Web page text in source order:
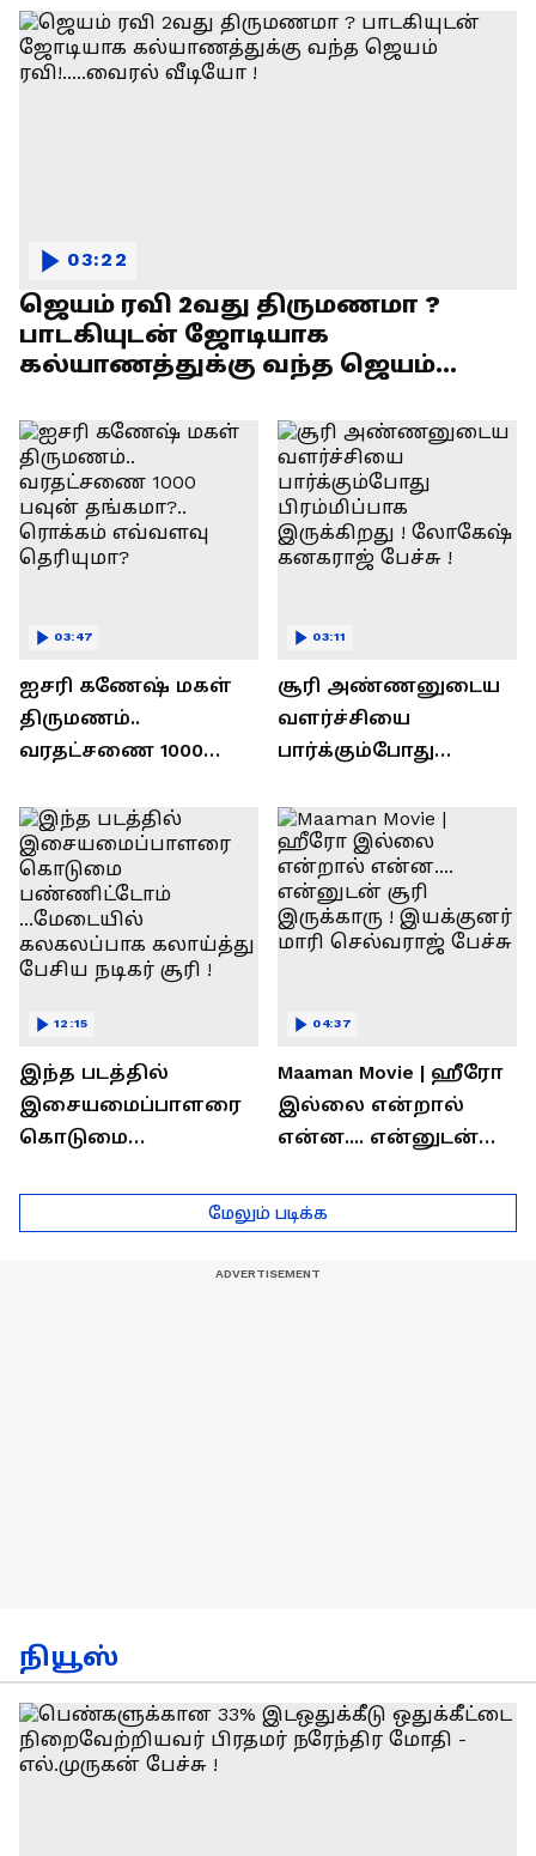
ஜெயம் ரவி 2வது திருமணமா ?
பாடகியுடன் ஜோடியாக
கல்யாணத்துக்கு வந்த ஜெயம்
03:22
ஐசரி கணேஷ் மகள்
திருமணம்..
வரதட்சணை 1000
ரொக்கம் எவ்வளவு
தெரியுமா?
03:47
சூரி அண்ணனுடைய
வளர்ச்சியை
பார்க்கும்போது
இருக்கிறது !
லோகேஷ் கனகராஜ்
பேச்சு !
03:11
இந்த படத்தில்
இசையமைப்பாளரை
கொடுமை
...மேடையில்
கலகலப்பாக
12:15
Maaman Movie | ஹீரோ
இல்லை என்றால்
என்ன.... என்னுடன்
இயக்குனர் மாரி
செல்வராஜ் பேச்சு
04:37
மேலும் படிக்க
நியூஸ்